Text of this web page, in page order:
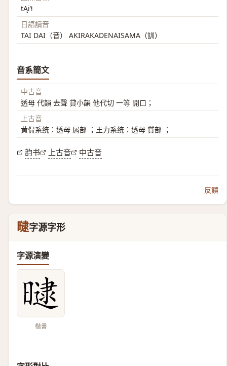
tĄi˥˧
日語讀音
TAI DAI（音） AKIRAKADENAISAMA（訓）
音系簡文
中古音
透母 代韻 去聲 貸小韻 他代切 一等 開口；
上古音
黄侃系统：透母 屑部 ；王力系统：透母 質部 ；
韵书 上古音 中古音
反饋
曃字源字形
字源演變
楷書